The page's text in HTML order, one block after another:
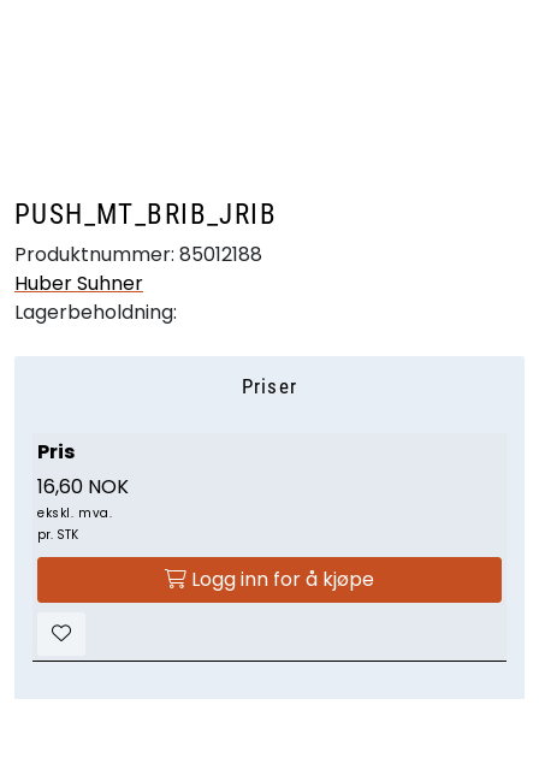
PUSH_MT_BRIB_JRIB
Produktnummer: 85012188
Huber Suhner
Lagerbeholdning:
Priser
Pris
16,60 NOK
ekskl. mva.
pr. STK
Logg inn for å kjøpe
Leverandører
Produktsøk